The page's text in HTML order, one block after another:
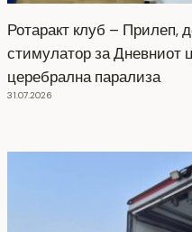
Ротаракт клуб – Прилеп,
стимулатор за Дневниот
церебрална парализа
31.07.2026